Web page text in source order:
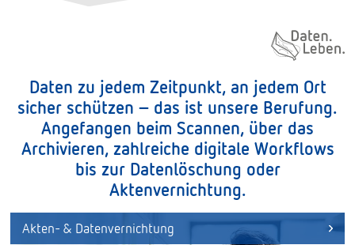
Daten. Leben.
Daten zu jedem Zeitpunkt, an jedem Ort
sicher schützen – das ist unsere Berufung.
Angefangen beim Scannen, über das
Archivieren, zahlreiche digitale Workflows
bis zur Datenlöschung oder
Aktenvernichtung.
Akten- & Datenvernichtung